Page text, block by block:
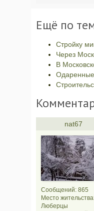
Ещё по
Стройку
Через
В
nat67
Сообщений: 865
Место
Люберцы